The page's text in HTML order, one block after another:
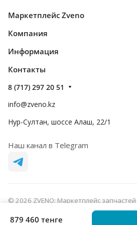
879 460 тенге
Маркетплейс Zveno
Компания
Информация
Контакты
8 (717) 297 20 51
info@zveno.kz
Нур-Султан, шоссе Алаш, 22/1
Наш канал в Telegram
© 2026 ZVENO: Маркетплейс
Конфиденциальность